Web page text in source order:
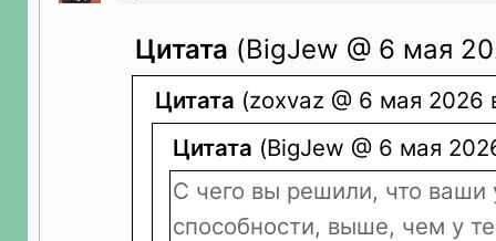
Цитата (BigJew @ 6 мая
Цитата (zoxvaz @ 6 мая 2026
Цитата (BigJew @ 6 мая
С чего вы решили, что ваши
способности, выше, чем у